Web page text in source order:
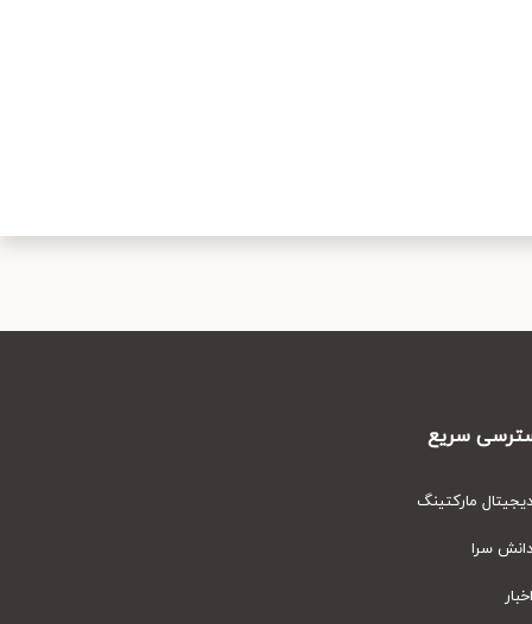
سریع
مارکتینگ
سرا